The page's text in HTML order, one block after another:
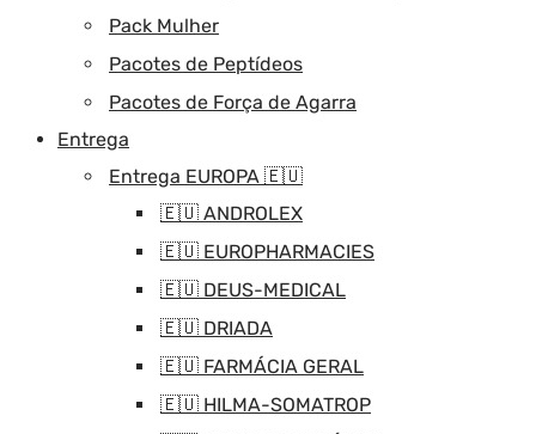
Pack Mulher
Pacotes de Peptídeos
Pacotes de Força de Agarra
Entrega
Entrega EUROPA 🇪🇺
🇪🇺 ANDROLEX
🇪🇺 EUROPHARMACIES
🇪🇺 DEUS-MEDICAL
🇪🇺 DRIADA
🇪🇺 FARMÁCIA GERAL
🇪🇺 HILMA-SOMATROP